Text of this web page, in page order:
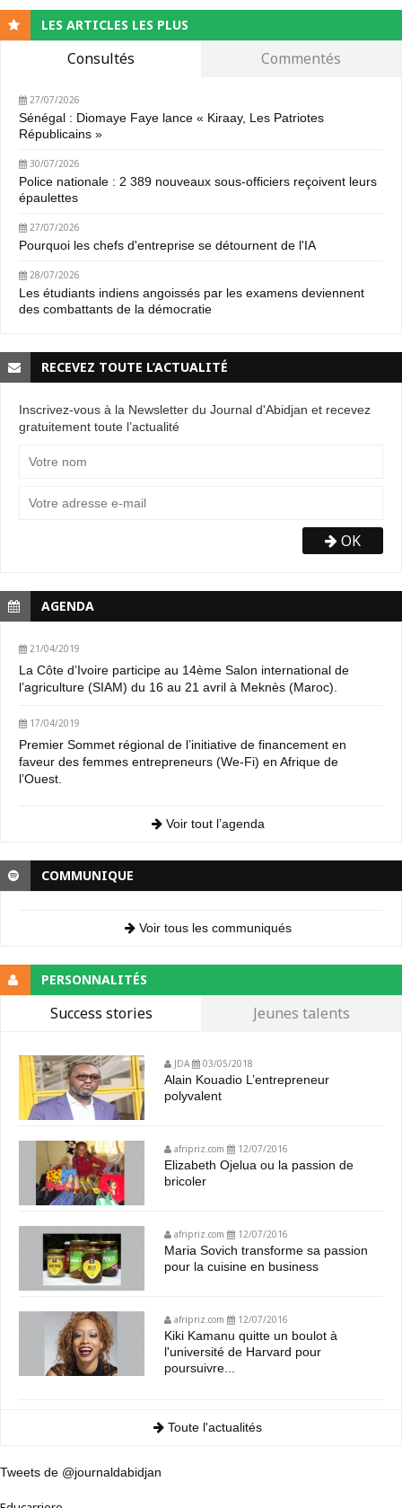
LES ARTICLES LES PLUS
Consultés Commentés
27/07/2026
Sénégal : Diomaye Faye lance « Kiraay, Les Patriotes
Républicains »
30/07/2026
Police nationale : 2 389 nouveaux sous-officiers reçoivent leurs
épaulettes
27/07/2026
Pourquoi les chefs d'entreprise se détournent de l'IA
28/07/2026
Les étudiants indiens angoissés par les examens deviennent
des combattants de la démocratie
RECEVEZ TOUTE L’ACTUALITÉ
Inscrivez-vous à la Newsletter du Journal d'Abidjan et recevez
gratuitement toute l’actualité
OK
AGENDA
21/04/2019
La Côte d’Ivoire participe au 14ème Salon international de
l’agriculture (SIAM) du 16 au 21 avril à Meknès (Maroc).
17/04/2019
Premier Sommet régional de l’initiative de financement en
faveur des femmes entrepreneurs (We-Fi) en Afrique de
l’Ouest.
Voir tout l’agenda
COMMUNIQUE
Voir tous les communiqués
PERSONNALITÉS
Success stories Jeunes talents
JDA 03/05/2018
Alain Kouadio L’entrepreneur
polyvalent
afripriz.com 12/07/2016
Elizabeth Ojelua ou la passion de
bricoler
afripriz.com 12/07/2016
Maria Sovich transforme sa passion
pour la cuisine en business
afripriz.com 12/07/2016
Kiki Kamanu quitte un boulot à
l'université de Harvard pour
poursuivre...
Toute l'actualités
Tweets de @journaldabidjan